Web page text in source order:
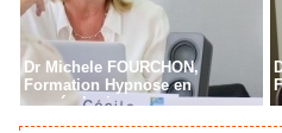
Dr Michele FOURCHON,
Formation Hypnose en
cancérologie